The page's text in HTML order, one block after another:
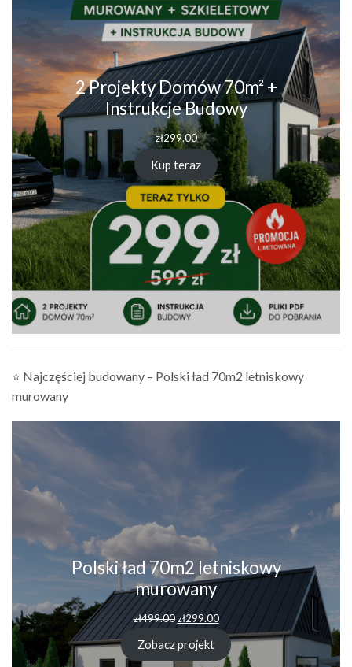
2 Projekty Domów 70m² +
Instrukcje Budowy
zł299.00
Kup teraz
⭐ Najczęściej budowany – Polski ład 70m2 letniskowy
murowany
Polski ład 70m2 letniskowy
murowany
zł499.00 zł299.00
Zobacz projekt